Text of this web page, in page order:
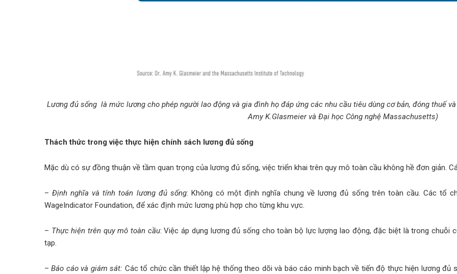
Lương đủ sống là mức lương cho phép người lao động và gia đình họ đáp ứng các nhu cầu tiêu dùng cơ bản, đóng thuế
Amy K.Glasmeier và Đại học Công nghệ Massachusetts)
Thách thức trong việc thực hiện chính sách lương đủ sống
Mặc dù có sự đồng thuận về tầm quan trọng của lương đủ sống, việc triển khai trên quy mô toàn cầu không hề đơn giản.
–Định nghĩa và tính toán lương đủ sống: Không có một định nghĩa chung về lương đủ sống trên toàn cầu. Các tổ
WageIndicator Foundation, để xác định mức lương phù hợp cho từng khu vực.
– Thực hiện trên quy mô toàn cầu: Việc áp dụng lương đủ sống cho toàn bộ lực lượng lao động, đặc biệt là trong chuỗi
tạp.
–Báo cáo và giám sát: Các tổ chức cần thiết lập hệ thống theo dõi và báo cáo minh bạch về tiến độ thực hiện lương đủ